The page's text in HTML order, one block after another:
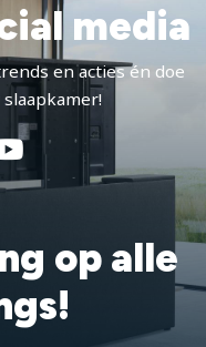
media
en acties én doe
op alle